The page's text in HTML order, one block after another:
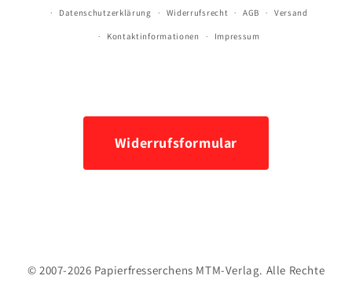
Datenschutzerklärung
Widerrufsrecht AGB Versand
Kontaktinformationen Impressum
Widerrufsformular
© 2007-2026 Papierfresserchens MTM-Verlag. Alle Rechte